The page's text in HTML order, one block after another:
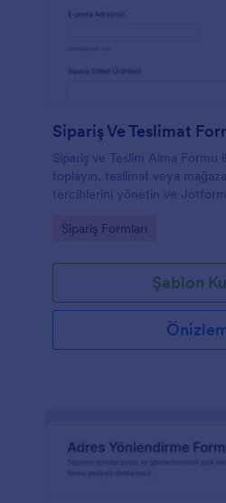
Sipariş Ve Teslimat
Sipariş ve Teslim Alma Formu
toplayın, teslimat veya
tercihlerini yönetin ve
Go to Category:
Sipariş Formları
Şablon